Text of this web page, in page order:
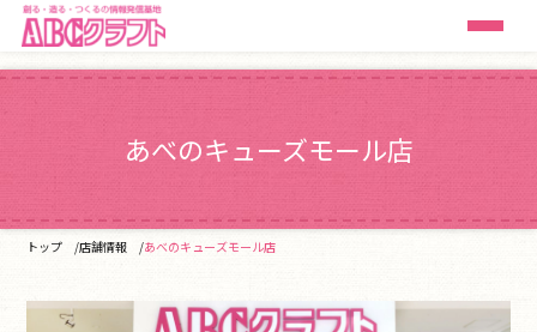
あべのキューズモール店
トップ 店舗情報 あべのキューズモール店